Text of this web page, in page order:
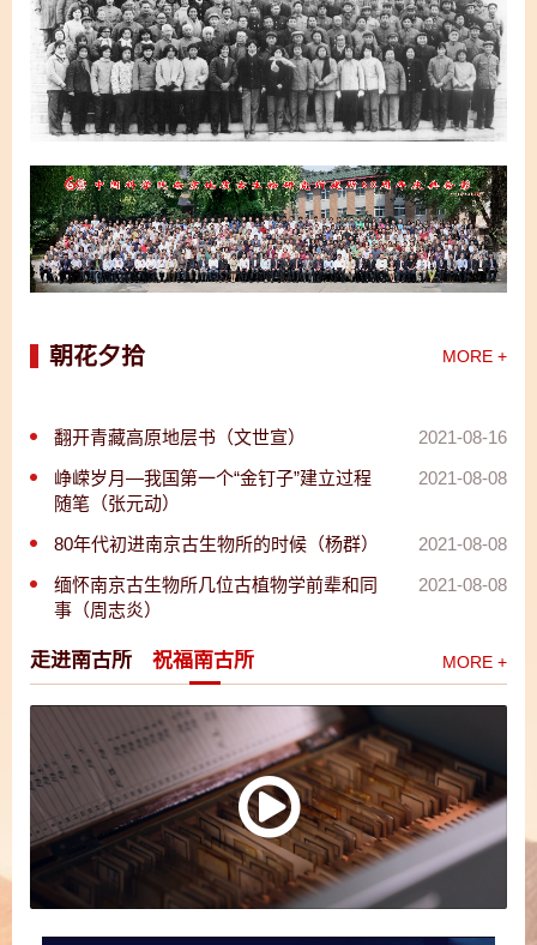
朝花夕拾 MORE +
翻开青藏高原地层书（文世宣）
2021-08-16
峥嵘岁月—我国第一个“金钉子”建立过程
随笔（张元动）
2021-08-08
80年代初进南京古生物所的时候（杨群）
2021-08-08
缅怀南京古生物所几位古植物学前辈和同
事（周志炎）
2021-08-08
走进南古所 祝福南古所 MORE +